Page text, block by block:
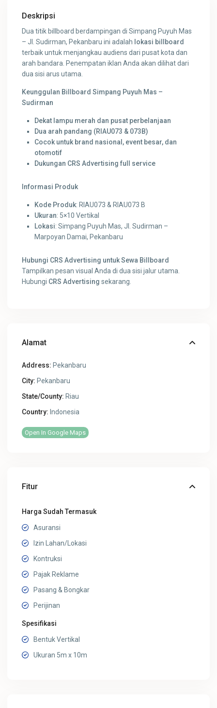
Deskripsi
Dua titik billboard berdampingan di Simpang Puyuh Mas
– Jl. Sudirman, Pekanbaru ini adalah lokasi billboard
terbaik untuk menjangkau audiens dari pusat kota dan
arah bandara. Penempatan iklan Anda akan dilihat dari
dua sisi arus utama.
Keunggulan Billboard Simpang Puyuh Mas –
Sudirman
Dekat lampu merah dan pusat perbelanjaan
Dua arah pandang (RIAU073 & 073B)
Cocok untuk brand nasional, event besar, dan
otomotif
Dukungan CRS Advertising full service
Informasi Produk
Kode Produk: RIAU073 & RIAU073 B
Ukuran: 5×10 Vertikal
Lokasi: Simpang Puyuh Mas, Jl. Sudirman –
Marpoyan Damai, Pekanbaru
Hubungi CRS Advertising untuk Sewa Billboard
Tampilkan pesan visual Anda di dua sisi jalur utama.
Hubungi CRS Advertising sekarang.
Alamat
Address: Pekanbaru
City: Pekanbaru
State/County: Riau
Country: Indonesia
Open In Google Maps
Fitur
Harga Sudah Termasuk
Asuransi
Izin Lahan/Lokasi
Kontruksi
Pajak Reklame
Pasang & Bongkar
Perijinan
Spesifikasi
Bentuk Vertikal
Ukuran 5m x 10m